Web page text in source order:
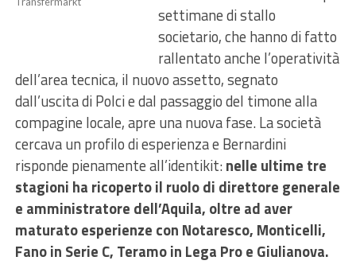
settimane di stallo
societario, che hanno di fatto
rallentato anche l’operatività
dell’area tecnica, il nuovo assetto, segnato
dall’uscita di Polci e dal passaggio del timone alla
compagine locale, apre una nuova fase. La società
cercava un profilo di esperienza e Bernardini
risponde pienamente all’identikit:nelle ultime tre
stagioni ha ricoperto il ruolo di direttore generale
e amministratore dell’Aquila, oltre ad aver
maturato esperienze con Notaresco, Monticelli,
Fano in Serie C, Teramo in Lega Pro e Giulianova.